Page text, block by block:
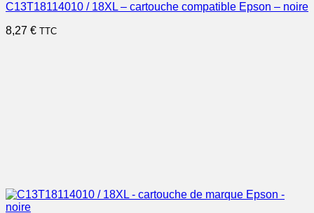
C13T18114010 / 18XL – cartouche compatible Epson – noire
8,27 € TTC